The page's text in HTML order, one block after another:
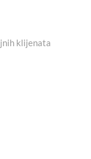
klijenata